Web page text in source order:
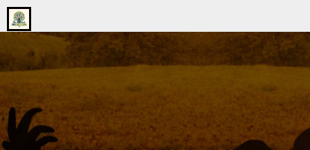
Go
to
home
page
onsgrotegezin.nl